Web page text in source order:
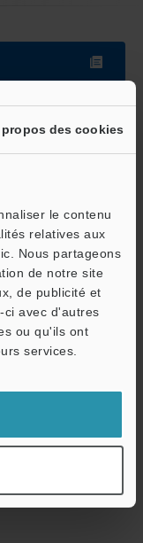
propos des cookies
le contenu
relatives aux
Nous partageons
de notre site
de publicité et
ci avec d'autres
ou qu'ils ont
services.